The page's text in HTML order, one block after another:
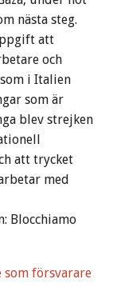
nästa steg.
att
och
i Italien
som är
blev strejken
att trycket
med
Blocchiamo
som försvarare